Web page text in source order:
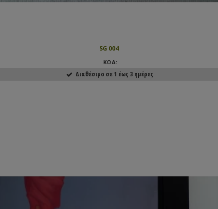
SG 004
ΚΩΔ:
Διαθέσιμο σε 1 έως 3 ημέρες